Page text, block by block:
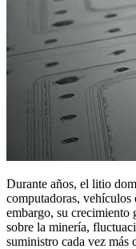
Durante años, el litio
computadoras, vehículos
embargo, su crecimiento
sobre la minería,
suministro cada vez más